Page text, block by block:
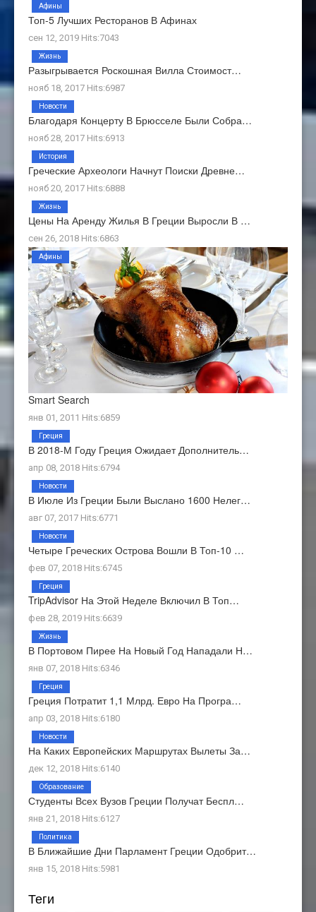
Топ-5 Лучших Ресторанов В Афинах
сен 12, 2019 Hits:7043
Афины
Разыгрывается Роскошная Вилла Стоимост…
нояб 18, 2017 Hits:6987
Жизнь
Благодаря Концерту В Брюсселе Были Собра…
нояб 28, 2017 Hits:6913
Новости
Греческие Археологи Начнут Поиски Древне…
нояб 20, 2017 Hits:6888
История
Цены На Аренду Жилья В Греции Выросли В …
сен 26, 2018 Hits:6863
Жизнь
Smart Search
янв 01, 2011 Hits:6859
Афины
В 2018-М Году Греция Ожидает Дополнитель…
апр 08, 2018 Hits:6794
Греция
В Июле Из Греции Были Выслано 1600 Нелег…
авг 07, 2017 Hits:6771
Новости
Четыре Греческих Острова Вошли В Топ-10 …
фев 07, 2018 Hits:6745
Новости
TripAdvisor На Этой Неделе Включил В Топ…
фев 28, 2019 Hits:6639
Греция
В Портовом Пирее На Новый Год Нападали Н…
янв 07, 2018 Hits:6346
Жизнь
Греция Потратит 1,1 Млрд. Евро На Програ…
апр 03, 2018 Hits:6180
Греция
На Каких Европейских Маршрутах Вылеты За…
дек 12, 2018 Hits:6140
Новости
Студенты Всех Вузов Греции Получат Беспл…
янв 21, 2018 Hits:6127
Образование
В Ближайшие Дни Парламент Греции Одобрит…
янв 15, 2018 Hits:5981
Политика
Теги